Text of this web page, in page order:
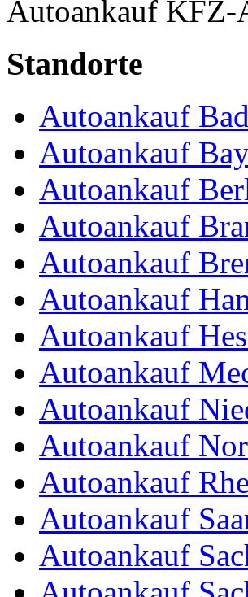
Autoankauf KFZ-
Standorte
Autoankauf
Autoankauf
Autoankauf
Autoankauf
Autoankauf
Autoankauf
Autoankauf
Autoankauf
Autoankauf
Autoankauf
Autoankauf
Autoankauf
Autoankauf